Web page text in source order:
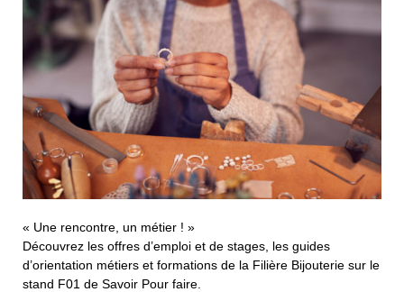
« Une rencontre, un métier ! »
Découvrez les offres d’emploi et de stages, les guides
d’orientation métiers et formations de la Filière Bijouterie sur le
stand F01 de Savoir Pour faire.